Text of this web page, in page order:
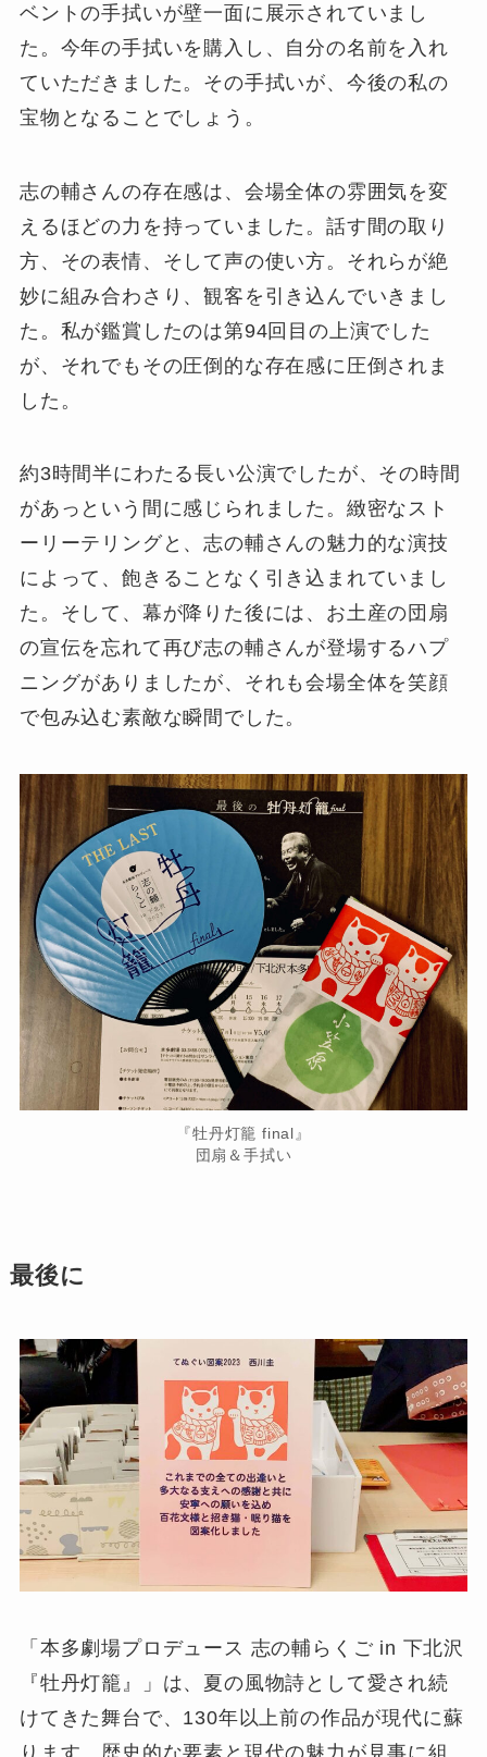
ベントの手拭いが壁一面に展示されていまし
た。今年の手拭いを購入し、自分の名前を入れ
ていただきました。その手拭いが、今後の私の
宝物となることでしょう。
志の輔さんの存在感は、会場全体の雰囲気を変
えるほどの力を持っていました。話す間の取り
方、その表情、そして声の使い方。それらが絶
妙に組み合わさり、観客を引き込んでいきまし
た。私が鑑賞したのは第94回目の上演でした
が、それでもその圧倒的な存在感に圧倒されま
した。
約3時間半にわたる長い公演でしたが、その時間
があっという間に感じられました。緻密なスト
ーリーテリングと、志の輔さんの魅力的な演技
によって、飽きることなく引き込まれていまし
た。そして、幕が降りた後には、お土産の団扇
の宣伝を忘れて再び志の輔さんが登場するハプ
ニングがありましたが、それも会場全体を笑顔
で包み込む素敵な瞬間でした。
『牡丹灯籠 final』
団扇＆手拭い
最後に
「本多劇場プロデュース 志の輔らくご in 下北沢
『牡丹灯籠』」は、夏の風物詩として愛され続
けてきた舞台で、130年以上前の作品が現代に蘇
ります。歴史的な要素と現代の魅力が見事に組